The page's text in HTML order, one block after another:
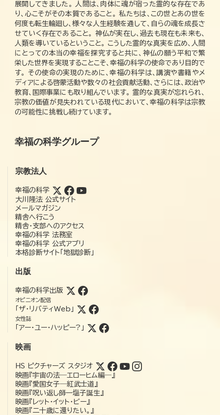
展開してきました。 人間は、肉体に魂が宿った霊的な存在であ
り、心こそがその本質であること。 私たちは、この世とあの世を
何度も転生輪廻し、様々な人生経験を通して、自らの魂を成長さ
せていく存在であること。 神仏が実在し、過去も現在も未来も、
人類を導いているということ。 こうした霊的な真実を広め、人間
にとっての本当の幸福を探究すると共に、神仏の願う平和で繁
栄した世界を実現することこそ、幸福の科学の使命であり目的で
す。 その使命の実現のために、幸福の科学は、講演や書籍やメ
ディアによる啓蒙活動や数々の社会貢献活動、さらには、政治や
教育、国際事業にも取り組んでいます。 霊的な真実が忘れられ、
宗教の価値が見失われている現代において、幸福の科学は宗教
の可能性に挑戦し続けています。
幸福の科学グループ
宗教法人
幸福の科学
大川隆法 公式サイト
メールマガジン
精舎へ行こう
精舎・支部へのアクセス
幸福の科学 法務室
幸福の科学 公式アプリ
本格診断サイト「地獄診断」
出版
幸福の科学出版
オピニオン配信
「ザ・リバティWeb」
女性誌
「アー・ユー・ハッピー?」
映画
HS ピクチャーズ スタジオ
映画『宇宙の法―エローヒム編―』
映画『愛国女子―紅武士道』
映画『呪い返し師—塩子誕生』
映画『レット・イット・ビー』
映画『二十歳に還りたい。』